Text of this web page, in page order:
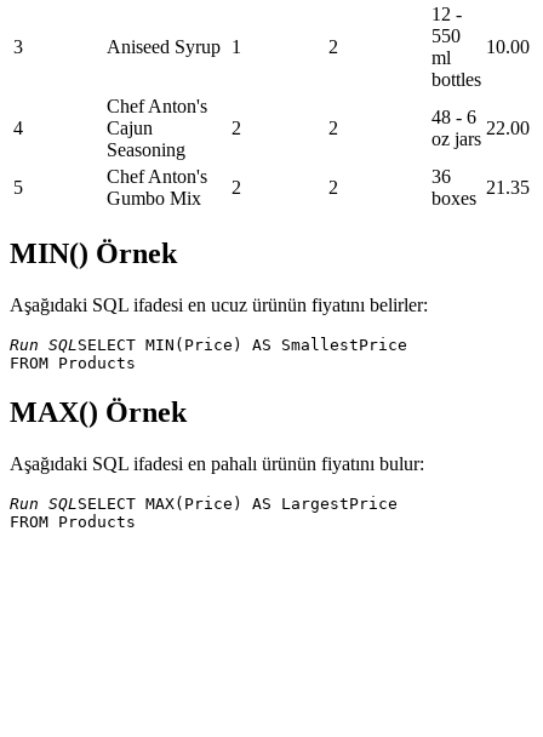
3 Aniseed Syrup 1 2
12 -
550
ml
bottles
10.00
4
Chef Anton's
Cajun
Seasoning
2 2
48 - 6
oz jars
22.00
5
Chef Anton's
Gumbo Mix
2 2
36
boxes
21.35
MIN() Örnek
Aşağıdaki SQL ifadesi en ucuz ürünün fiyatını belirler:
Run SQLSELECT MIN(Price) AS SmallestPrice
MAX() Örnek
Aşağıdaki SQL ifadesi en pahalı ürünün fiyatını bulur:
Run SQLSELECT MAX(Price) AS LargestPrice